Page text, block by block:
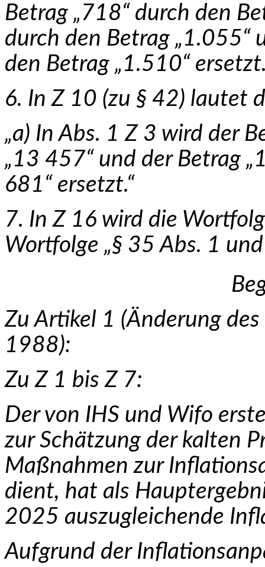
Betrag „718“ durch den
durch den Betrag „1.055“
den Betrag „1.510“
6. In Z 10 (zu § 42) lautet
„a) In Abs. 1 Z 3 wird der
„13 457“ und der Betrag
681“ ersetzt.“
7. In Z 16 wird die
Wortfolge „§ 35 Abs. 1
Zu Artikel 1 (Änderung
1988):
Zu Z 1 bis Z 7:
Der von IHS und Wifo
zur Schätzung der kalten
Maßnahmen zur
dient, hat als
2025 aus­zugleichende
Aufgrund der